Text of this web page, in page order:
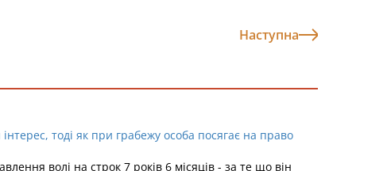
Наступна
тоді як при грабежу особа посягає на право
волі на строк 7 років 6 місяців - за те що він